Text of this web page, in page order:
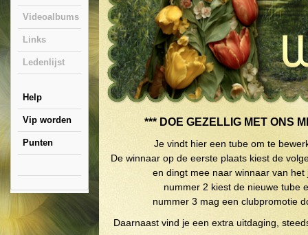
Videoalbums
Links
Ledenlijst
Help
Vip worden
Punten
*** DOE GEZELLIG MET ONS
Je vindt hier een tube om te
De winnaar op de eerste plaats kiest de
en dingt mee naar winnaar van het
nummer 2 kiest de nieuwe tube
nummer 3 mag een clubpromotie
Daarnaast vind je een extra uitdaging,
1-